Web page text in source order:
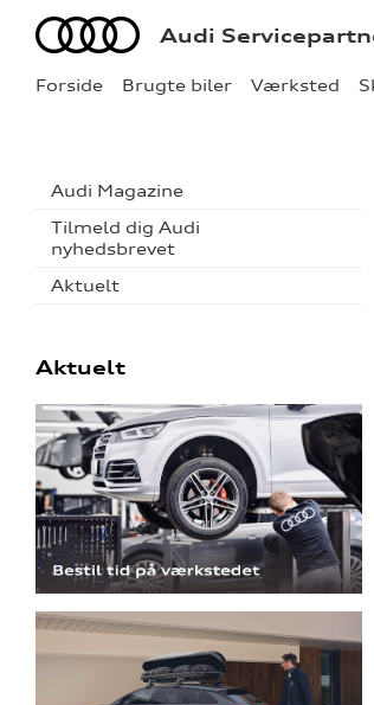
Forside Brugte biler Værksted
Audi Audi
Audi Magazine
Tilmeld dig Audi
nyhedsbrevet
Aktuelt
Aktuelt